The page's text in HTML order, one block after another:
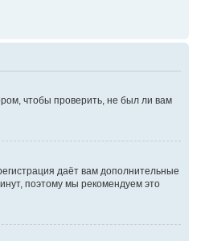
чтобы проверить, не был ли вам
даёт вам дополнительные
поэтому мы рекомендуем это